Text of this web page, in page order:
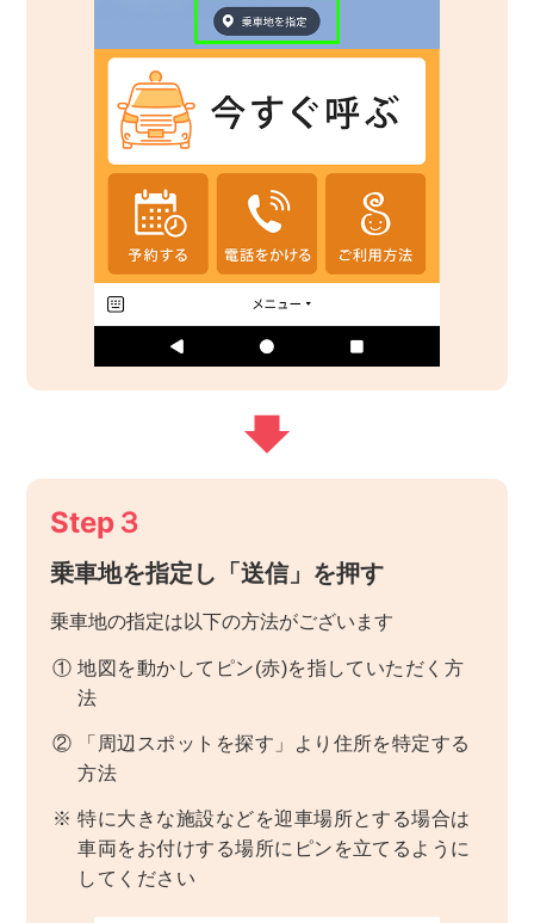
Step３
乗車地を指定し「送信」を押す
乗車地の指定は以下の方法がございます
① 地図を動かしてピン(赤)を指していただく方
法
②
「周辺スポットを探す」より住所を特定する
方法
※ 特に大きな施設などを迎車場所とする場合は
車両をお付けする場所にピンを立てるように
してください